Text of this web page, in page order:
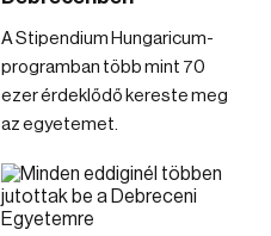
A Stipendium Hungaricum-
programban több mint 70
ezer érdeklődő kereste meg
az egyetemet.